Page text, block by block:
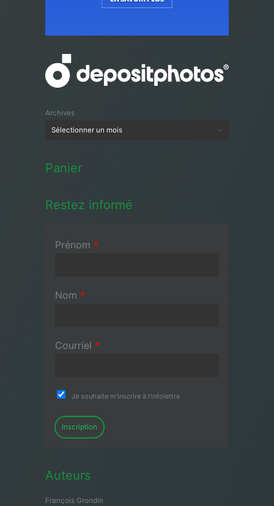
Archives
Panier
Restez informé
Prénom *
Nom *
Courriel *
Je souhaite m'inscrire à l'infolettre
Inscription
Auteurs
François Grondin